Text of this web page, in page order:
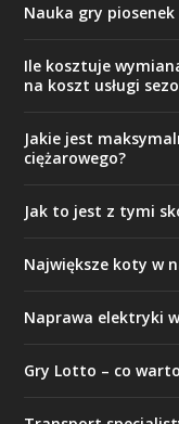
Nauka gry
Ile kosztuje
na koszt usługi
Jakie jest
ciężarowego?
Jak to jest z tymi
Największe koty w
Naprawa elektryki
Gry Lotto – co